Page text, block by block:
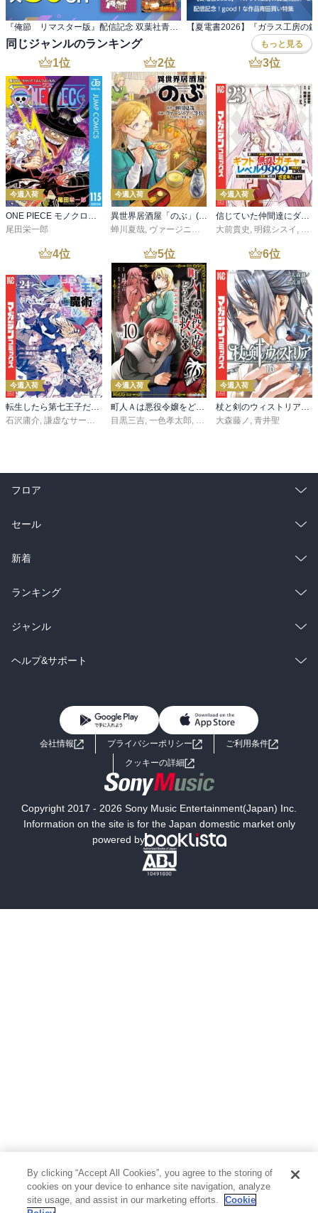
同じジャンルのランキング もっと見る
1位
今週入荷
ONE PIECE モノクロ版 115
尾田栄一郎
2位
今週入荷
異世界居酒屋「のぶ」(22)
蝉川夏哉, ヴァージニア二等兵 ,転
3位
今週入荷
信じていた仲間達にダンジョン奥地で殺されかけたがギフト『無限ガチャ』でレベル９９９９の仲間達を手に入れて元パーティーメンバーと世界に復讐＆『ざまぁ！』します！（２３）
大前貴史 , 明鏡シスイ , ｔ
4位
今週入荷
転生したら第七王子だったので、気ままに魔術を極めます（２４）
石沢庸介, 謙虚なサークル メル。
5位
今週入荷
町人Ａは悪役令嬢をどうしても救いたい ～どぶと空と氷の姫君～１０【電子書店共通特典イラスト付】
目黒三吉, 一色孝太郎, Parum
6位
今週入荷
杖と剣のウィストリア（１６）
大森藤ノ , 青井聖
フロア
総合
ラノベ
雑誌・グラビア
BL・TL
セール
総合
ラノベ
雑誌・グラビア
BL・TL
新着
総合
ラノベ
雑誌・グラビア
ランキング
総合
ラノベ
ジャンル
コミック
ライトノベル 男子向けラノベ
小説
海外小説
ミステリー SF
文学
芸術・アート 映画・音楽・演劇
写真集 教養
ヘルプ&サポート
よくあるご質問 お問い合わせ
会社情報 プライバシーポリシー
ご利用条件
クッキーの詳細
Copyright 2017 - 2026 Sony Music Entertainment(Japan) Inc.
Information on the site is for the Japan domestic market only
powered by
By clicking “Accept All Cookies”, you agree to the storing of
cookies on your device to enhance site navigation, analyze
site usage, and assist in our marketing efforts.
Cookie